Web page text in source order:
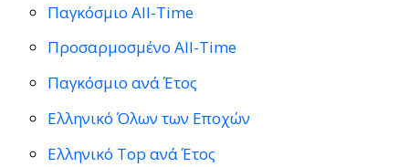
Παγκόσμιο All-Time
Προσαρμοσμένο All-Time
Παγκόσμιο ανά Έτος
Ελληνικό Όλων των Εποχών
Ελληνικό Top ανά Έτος